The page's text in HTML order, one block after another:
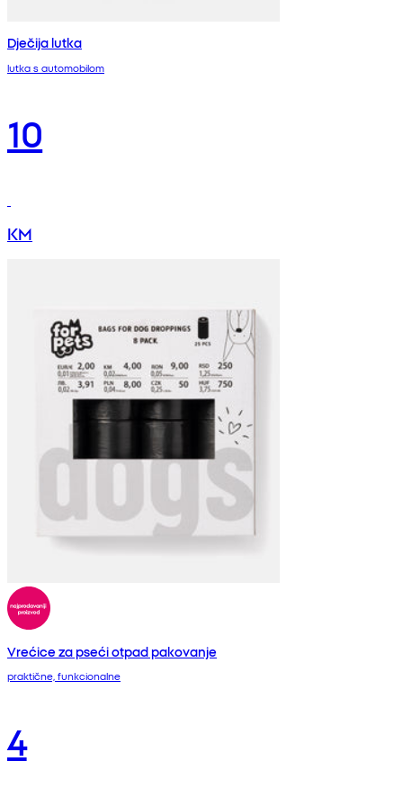
Dječija lutka
lutka s automobilom
10
KM
Vrećice za pseći otpad pakovanje
praktične, funkcionalne
4